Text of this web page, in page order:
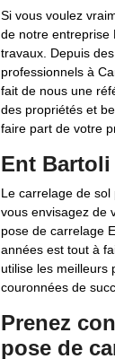
Si vous voulez
de notre entreprise
travaux. Depuis
professionnels à
fait de nous une
des propriétés et
faire part de votre
Ent Bartoli
Le carrelage de
vous envisagez de
pose de carrelage
années est tout à
utilise les meilleurs
couronnées de
Prenez
pose de